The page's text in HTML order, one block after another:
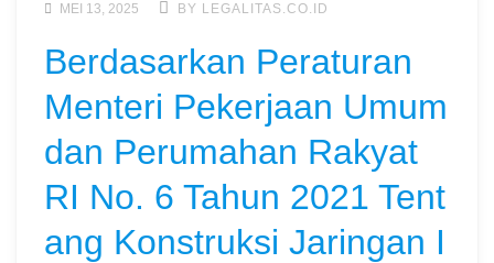
MEI 13, 2025 BY LEGALITAS.CO.ID
Berdasarkan Peraturan
Menteri Pekerjaan Umum
dan Perumahan Rakyat
RI No. 6 Tahun 2021 Tent
ang Konstruksi Jaringan I